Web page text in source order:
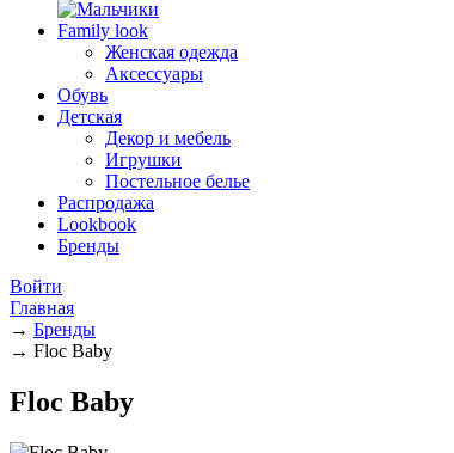
Family look
Женская одежда
Аксессуары
Обувь
Детская
Декор и мебель
Игрушки
Постельное белье
Распродажа
Lookbook
Бренды
Войти
Главная
→ Бренды
→ Floc Baby
Floc Baby